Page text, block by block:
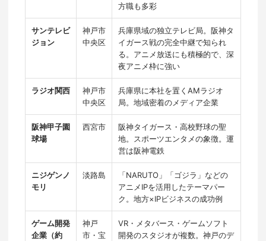
方職も多彩
サンテレビ
ジョン
神戸市
中央区
兵庫県域の独立テレビ局。阪神タ
イガース戦の完全中継で知られ
る。アニメ放送にも積極的で、深
夜アニメ枠に強い
ラジオ関西
神戸市
中央区
兵庫県に本社を置くAMラジオ
局。地域密着のメディア企業
阪神甲子園
球場
西宮市
阪神タイガース・高校野球の聖
地。スポーツエンタメの象徴。運
営は阪神電鉄
ニジゲンノ
モリ
淡路島
「NARUTO」「ゴジラ」などの
アニメIPを活用したテーマパー
ク。地方×IPビジネスの成功例
ゲーム開発
企業（約
神戸
市・宝
VR・メタバース・ゲームソフト
開発のスタジオが複数。神戸のデ